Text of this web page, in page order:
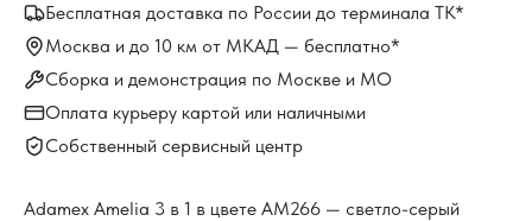
Бесплатная доставка по России до терминала ТК*
Москва и до 10 км от МКАД — бесплатно*
Сборка и демонстрация по Москве и МО
Оплата курьеру картой или наличными
Собственный сервисный центр
Adamex Amelia 3 в 1 в цвете AM266 — светло-серый